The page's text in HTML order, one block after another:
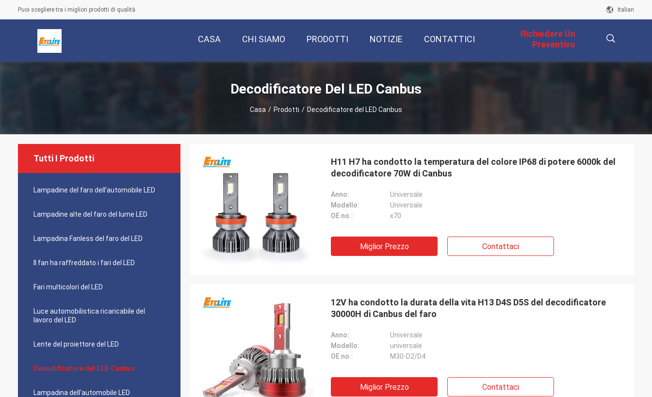
Puoi scegliere tra i migliori prodotti di qualità Italian
CASA CHI SIAMO PRODOTTI NOTIZIE CONTATTICI
Richiedere Un
Preventivo
Decodificatore Del LED Canbus
Casa / Prodotti / Decodificatore del LED Canbus
Tutti I Prodotti
Lampadine del faro dell'automobile LED
Lampadine alte del faro del lume LED
Lampadina Fanless del faro del LED
Il fan ha raffreddato i fari del LED
Fari multicolori del LED
Luce automobilistica ricaricabile del
lavoro del LED
Lente del proiettore del LED
Decodificatore del LED Canbus
Lampadina dell'automobile LED
H11 H7 ha condotto la temperatura del colore IP68 di potere 6000k del
decodificatore 70W di Canbus
Anno:
Universale
Modello:
Universale
OE no.:
x70
Miglior Prezzo Contattaci
12V ha condotto la durata della vita H13 D4S D5S del decodificatore
30000H di Canbus del faro
Anno:
Universale
Modello:
universale
OE no.:
M30-D2/D4
Miglior Prezzo Contattaci